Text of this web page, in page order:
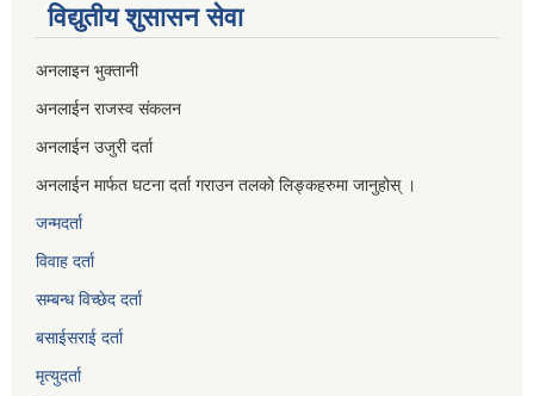
विद्युतीय शुसासन सेवा
अनलाइन भुक्तानी
अनलाईन राजस्व संकलन
अनलाईन उजुरी दर्ता
अनलाईन मार्फत घटना दर्ता गराउन तलको लिङ्कहरुमा जानुहोस् ।
जन्मदर्ता
विवाह दर्ता
सम्बन्ध विच्छेद दर्ता
बसाईसराई दर्ता
मृत्युदर्ता